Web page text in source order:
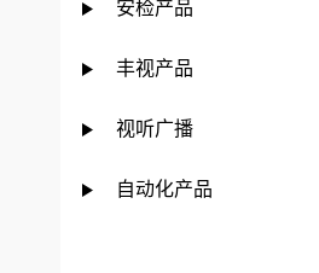
安检产品
丰视产品
视听广播
自动化产品